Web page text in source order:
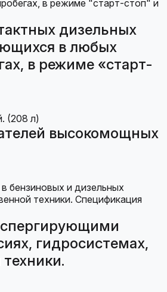
дизельных
в любых
в режиме «старт-
высокомощных
гидросистемах,